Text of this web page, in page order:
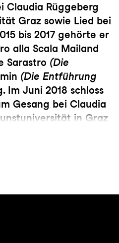
Claudia Rüggeberg
Graz sowie Lied bei
bis 2017 gehörte er
alla Scala Mailand
Sarastro (Die
(Die Entführung
Im Juni 2018 schloss
Gesang bei Claudia
in Graz
Als Ensemblemitglied
von 2017 bis 2019